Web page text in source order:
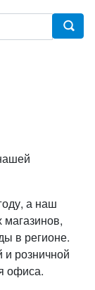
а наш
магазинов,
в регионе.
и розничной
офиса.